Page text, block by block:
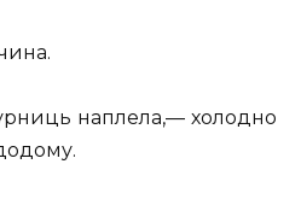
наплела,— холодно